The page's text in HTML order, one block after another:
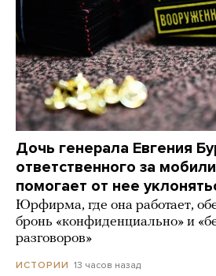
Дочь генерала Евгения
ответственного за
помогает от нее
Юрфирма, где она работает,
бронь «конфиденциально» и
разговоров»
ИСТОРИИ 13 часов назад